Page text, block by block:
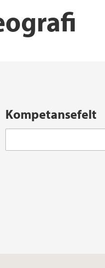
Kompetansefelt